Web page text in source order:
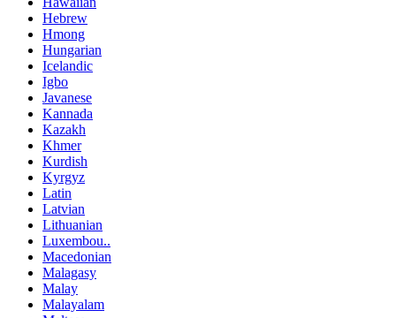
Hebrew
Hmong
Hungarian
Icelandic
Igbo
Javanese
Kannada
Kazakh
Khmer
Kurdish
Kyrgyz
Latin
Latvian
Lithuanian
Luxembou..
Macedonian
Malagasy
Malay
Malayalam